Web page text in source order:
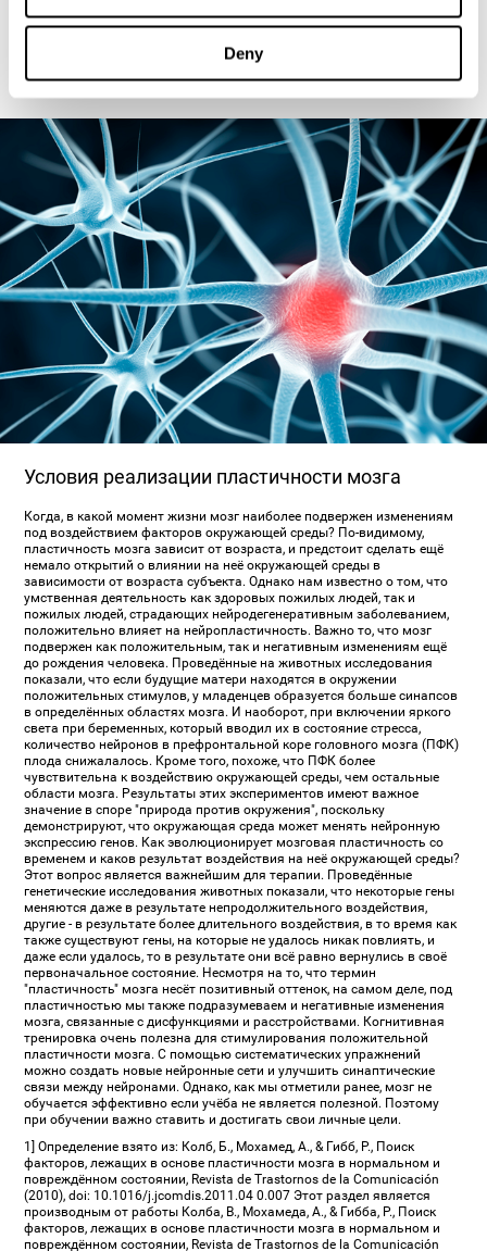
Deny
мозга помогают интерактивные игры. Было доказано, что такая
форма обучения повышает активность префронтальной коры
головного мозга (ПФК). Кроме того, полезно играть с
положительным подкреплением и вознаграждением, что
традиционно используется при обучении детей.
Условия реализации пластичности мозга
Когда, в какой момент жизни мозг наиболее подвержен изменениям
под воздействием факторов окружающей среды? По-видимому,
пластичность мозга зависит от возраста, и предстоит сделать ещё
немало открытий о влиянии на неё окружающей среды в
зависимости от возраста субъекта. Однако нам известно о том, что
умственная деятельность как здоровых пожилых людей, так и
пожилых людей, страдающих нейродегенеративным заболеванием,
положительно влияет на нейропластичность. Важно то, что мозг
подвержен как положительным, так и негативным изменениям ещё
до рождения человека. Проведённые на животных исследования
показали, что если будущие матери находятся в окружении
положительных стимулов, у младенцев образуется больше синапсов
в определённых областях мозга. И наоборот, при включении яркого
света при беременных, который вводил их в состояние стресса,
количество нейронов в префронтальной коре головного мозга (ПФК)
плода снижалалось. Кроме того, похоже, что ПФК более
чувствительна к воздействию окружающей среды, чем остальные
области мозга. Результаты этих экспериментов имеют важное
значение в споре "природа против окружения", поскольку
демонстрируют, что окружающая среда может менять нейронную
экспрессию генов. Как эволюционирует мозговая пластичность со
временем и каков результат воздействия на неё окружающей среды?
Этот вопрос является важнейшим для терапии. Проведённые
генетические исследования животных показали, что некоторые гены
меняются даже в результате непродолжительного воздействия,
другие - в результате более длительного воздействия, в то время как
также существуют гены, на которые не удалось никак повлиять, и
даже если удалось, то в результате они всё равно вернулись в своё
первоначальное состояние. Несмотря на то, что термин
"пластичность" мозга несёт позитивный оттенок, на самом деле, под
пластичностью мы также подразумеваем и негативные изменения
мозга, связанные с дисфункциями и расстройствами. Когнитивная
тренировка очень полезна для стимулирования положительной
пластичности мозга. С помощью систематических упражнений
можно создать новые нейронные сети и улучшить синаптические
связи между нейронами. Однако, как мы отметили ранее, мозг не
обучается эффективно если учёба не является полезной. Поэтому
при обучении важно ставить и достигать свои личные цели.
1] Определение взято из: Колб, Б., Мохамед, A., & Гибб, Р., Поиск
факторов, лежащих в основе пластичности мозга в нормальном и
повреждённом состоянии, Revista de Trastornos de la Comunicación
(2010), doi: 10.1016/j.jcomdis.2011.04 0.007 Этот раздел является
производным от работы Колба, B., Мохамеда, A., & Гибба, Р., Поиск
факторов, лежащих в основе пластичности мозга в нормальном и
повреждённом состоянии, Revista de Trastornos de la Comunicación